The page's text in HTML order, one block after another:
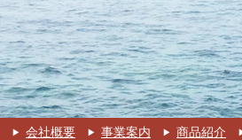
会社概要 事業案内 商品紹介